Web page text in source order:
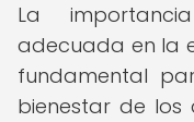
La
adecuada en la
fundamental
bienestar de los